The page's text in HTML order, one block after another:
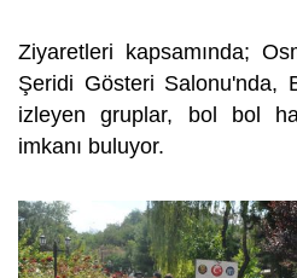
Ziyaretleri kapsamında;
Şeridi Gösteri Salonu'nda,
izleyen gruplar, bol bol
imkanı buluyor.